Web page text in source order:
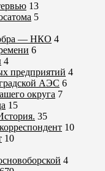
13
5
— НКО 4
6
4
предприятий 4
АЭС 6
округа 7
15
35
10
10
4